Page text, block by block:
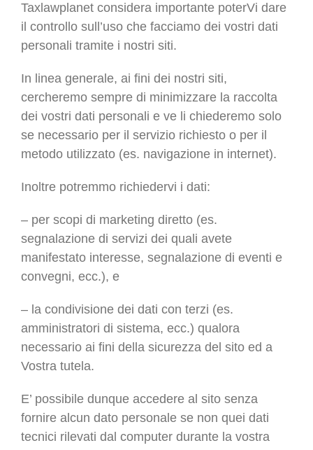
Taxlawplanet considera importante poterVi dare
il controllo sull’uso che facciamo dei vostri dati
personali tramite i nostri siti.
In linea generale, ai fini dei nostri siti,
cercheremo sempre di minimizzare la raccolta
dei vostri dati personali e ve li chiederemo solo
se necessario per il servizio richiesto o per il
metodo utilizzato (es. navigazione in internet).
Inoltre potremmo richiedervi i dati:
– per scopi di marketing diretto (es.
segnalazione di servizi dei quali avete
manifestato interesse, segnalazione di eventi e
convegni, ecc.), e
– la condivisione dei dati con terzi (es.
amministratori di sistema, ecc.) qualora
necessario ai fini della sicurezza del sito ed a
Vostra tutela.
E’ possibile dunque accedere al sito senza
fornire alcun dato personale se non quei dati
tecnici rilevati dal computer durante la vostra